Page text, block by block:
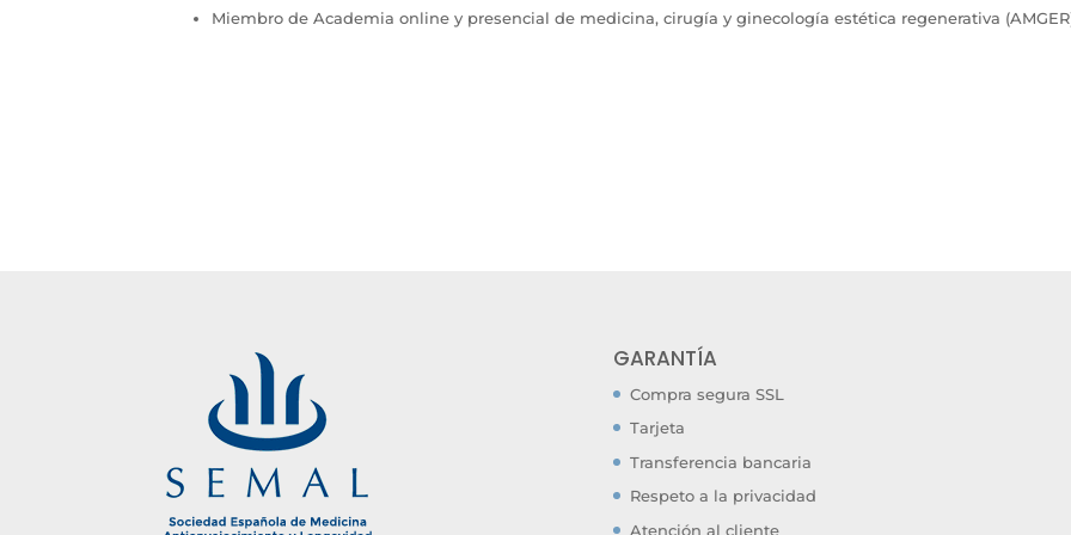
Miembro de Academia online y presencial de medicina, cirugía y ginecología estética regenerativa
GARANTÍA
Compra segura SSL
Tarjeta
Transferencia bancaria
Respeto a la privacidad
Atención al cliente